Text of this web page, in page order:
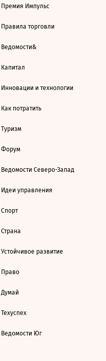
Премия Импульс
Правила торговли
Ведомости&
Капитал
Инновации и технологии
Как потратить
Туризм
Форум
Ведомости Северо-Запад
Идеи управления
Спорт
Страна
Устойчивое развитие
Право
Думай
Техуспех
Ведомости Юг